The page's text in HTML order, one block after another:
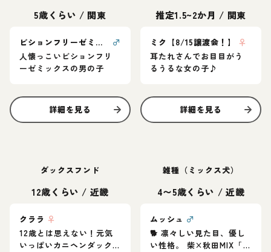
5歳くらい / 関東
ビションフリーゼミックスのまっしゅくん
♂
人懐っこいビションフリ
ーゼミックスの男の子
詳細を見る
推定1.5~2か月 / 関東
ミク【8/15譲渡会！】
♀
耳たれさんでお目目がう
るうるな女の子♪
詳細を見る
ダックスフンド
12歳くらい / 近畿
クララ ♀
12歳とは思えない！元気
いっぱいカニヘンダック
雑種（ミックス犬）
4〜5歳くらい / 近畿
ムッシュ ♂
🐕 凛々しい見た目、優し
い性格。 柴×秋田MIX「ム